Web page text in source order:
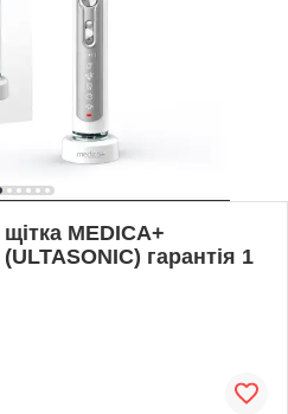
MEDICA+
гарантія 1